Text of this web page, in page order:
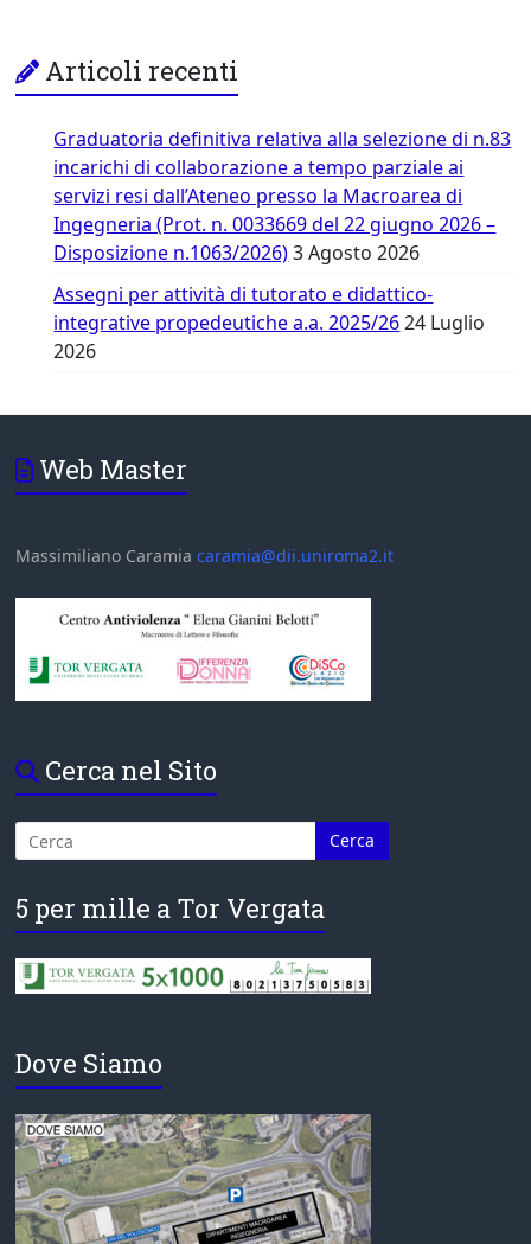
Articoli recenti
Graduatoria definitiva relativa alla selezione di n.83
incarichi di collaborazione a tempo parziale ai
servizi resi dall’Ateneo presso la Macroarea di
Ingegneria (Prot. n. 0033669 del 22 giugno 2026 –
Disposizione n.1063/2026) 3 Agosto 2026
Assegni per attività di tutorato e didattico-
integrative propedeutiche a.a. 2025/26 24 Luglio
2026
Web Master
Massimiliano Caramiacaramia@dii.uniroma2.it
Cerca nel Sito
5 per mille a Tor Vergata
Dove Siamo